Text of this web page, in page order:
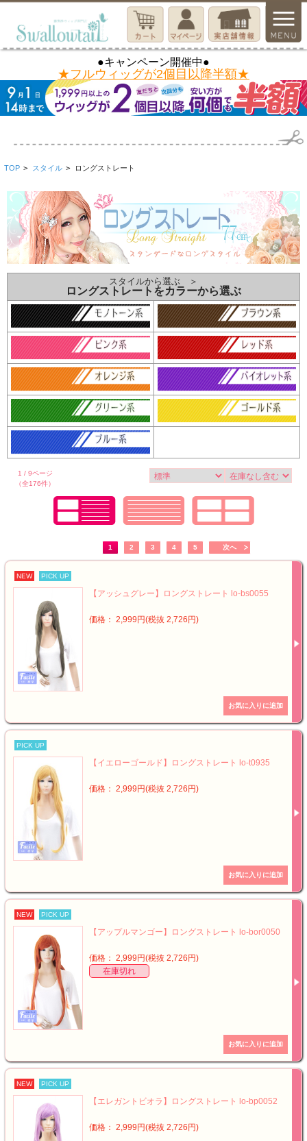
●キャンペーン開催中●
★フルウィッグが2個目以降半額★
TOP > スタイル > ロングストレート
スタイルから選ぶ ＞
ロングストレートをカラーから選ぶ
1 / 9ページ
（全176件）
1 2 3 4 5 次へ
NEW PICK UP
【アッシュグレー】ロングストレート lo-bs0055
価格： 2,999円(税抜 2,726円)
PICK UP
【イエローゴールド】ロングストレート lo-t0935
価格： 2,999円(税抜 2,726円)
NEW PICK UP
【アップルマンゴー】ロングストレート lo-bor0050
価格： 2,999円(税抜 2,726円)
在庫切れ
NEW PICK UP
【エレガントビオラ】ロングストレート lo-bp0052
価格： 2,999円(税抜 2,726円)